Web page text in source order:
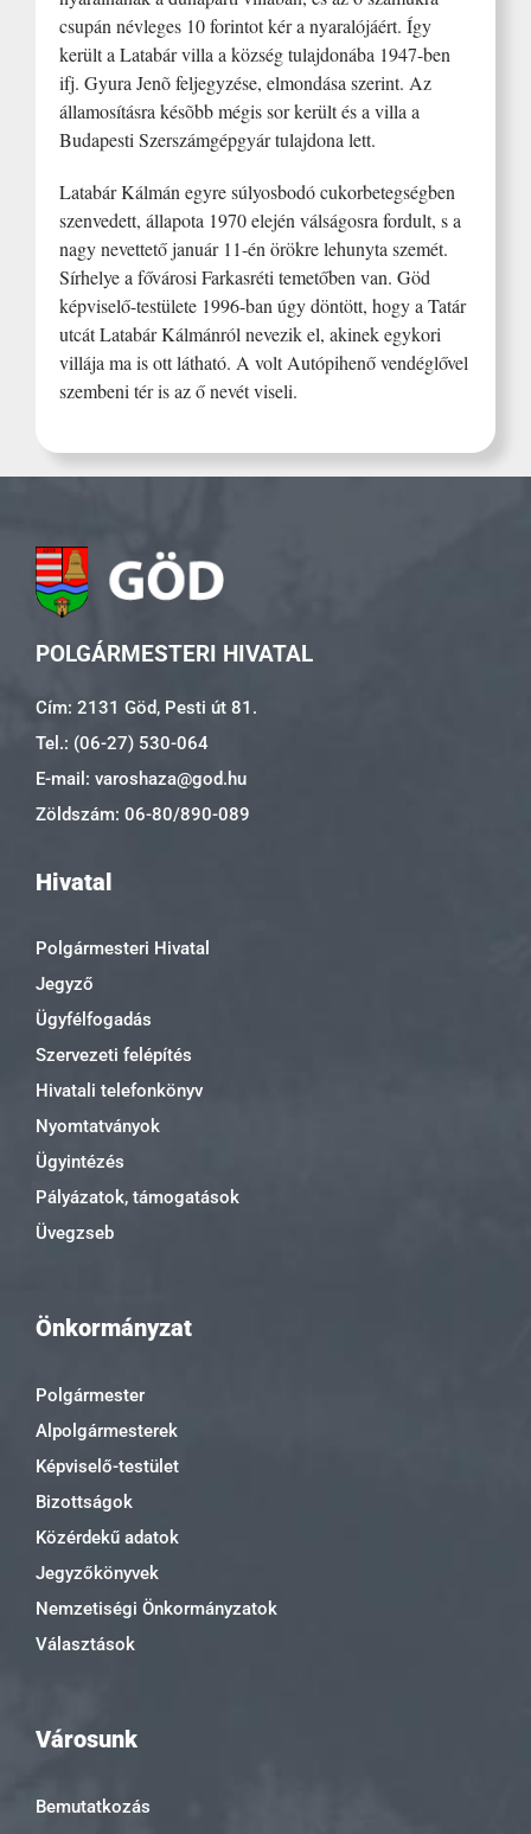
csupán névleges 10 forintot kér a nyaralójáért. Így
került a Latabár villa a község tulajdonába 1947-ben
ifj. Gyura Jenõ feljegyzése, elmondása szerint. Az
államosításra késõbb mégis sor került és a villa a
Budapesti Szerszámgépgyár tulajdona lett.
Latabár Kálmán egyre súlyosbodó cukorbetegségben
szenvedett, állapota 1970 elején válságosra fordult, s a
nagy nevettető január 11-én örökre lehunyta szemét.
Sírhelye a fővárosi Farkasréti temetőben van. Göd
képviselő-testülete 1996-ban úgy döntött, hogy a Tatár
utcát Latabár Kálmánról nevezik el, akinek egykori
villája ma is ott látható. A volt Autópihenő vendéglővel
szembeni tér is az ő nevét viseli.
POLGÁRMESTERI HIVATAL
Cím: 2131 Göd, Pesti út 81.
Tel.: (06-27) 530-064
E-mail: varoshaza@god.hu
Zöldszám: 06-80/890-089
Hivatal
Polgármesteri Hivatal
Jegyző
Ügyfélfogadás
Szervezeti felépítés
Hivatali telefonkönyv
Nyomtatványok
Ügyintézés
Pályázatok, támogatások
Üvegzseb
Önkormányzat
Polgármester
Alpolgármesterek
Képviselő-testület
Bizottságok
Közérdekű adatok
Jegyzőkönyvek
Nemzetiségi Önkormányzatok
Választások
Városunk
Bemutatkozás